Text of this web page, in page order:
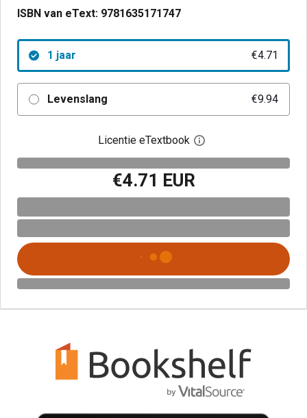
ISBN van eText: 9781635171747
1 jaar €4.71
Levenslang €9.94
Licentie eTextbook Open het
€4.71 EUR